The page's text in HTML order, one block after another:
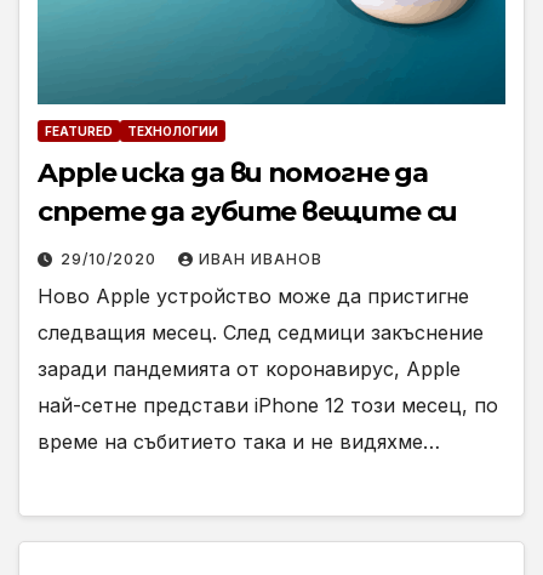
FEATURED ТЕХНОЛОГИИ
Apple иска да ви помогне да
спрете да губите вещите си
29/10/2020 ИВАН ИВАНОВ
Ново Apple устройство може да пристигне
следващия месец. След седмици закъснение
заради пандемията от коронавирус, Apple
най-сетне представи iPhone 12 този месец, по
време на събитието така и не видяхме…